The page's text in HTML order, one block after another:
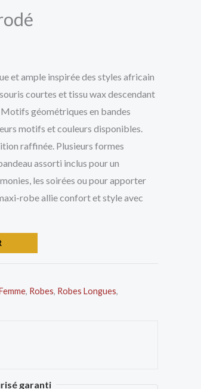
et ample inspirée des styles africain
courtes et tissu wax descendant
Motifs géométriques en bandes
motifs et couleurs disponibles.
raffinée. Plusieurs formes
assorti inclus pour un
les soirées ou pour apporter
robe allie confort et style avec
, Robes, Robes Longues,
garanti